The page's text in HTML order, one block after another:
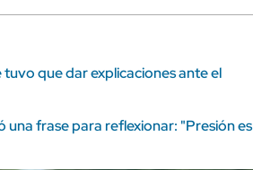
que dar explicaciones ante el
frase para reflexionar: "Presión es